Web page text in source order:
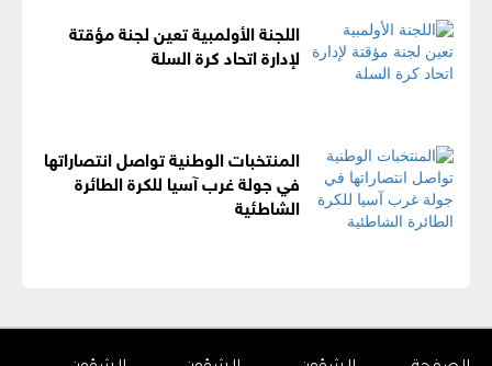
اللجنة الأولمبية تعين لجنة مؤقتة
لإدارة اتحاد كرة السلة
المنتخبات الوطنية تواصل انتصاراتها
في جولة غرب آسيا للكرة الطائرة
الشاطئية